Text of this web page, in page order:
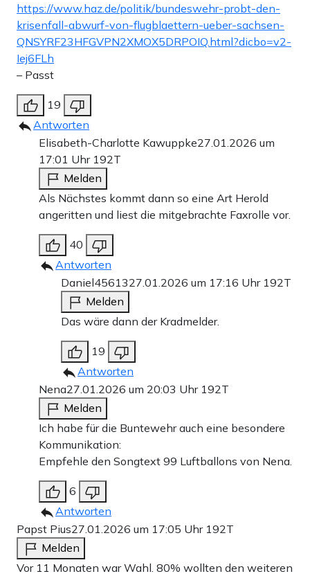
https://www.haz.de/politik/bundeswehr-probt-den-
krisenfall-abwurf-von-flugblaettern-ueber-sachsen-
QNSYRF23HFGVPN2XMOX5DRPOIQ.html?dicbo=v2-
Iej6FLh
– Passt
19
Antworten
Elisabeth-Charlotte Kawuppke27.01.2026 um
17:01 Uhr 192T
Melden
Als Nächstes kommt dann so eine Art Herold
angeritten und liest die mitgebrachte Faxrolle vor.
40
Antworten
Daniel4561327.01.2026 um 17:16 Uhr 192T
Melden
Das wäre dann der Kradmelder.
19
Antworten
Nena27.01.2026 um 20:03 Uhr 192T
Melden
Ich habe für die Buntewehr auch eine besondere
Kommunikation:
Empfehle den Songtext 99 Luftballons von Nena.
6
Antworten
Papst Pius27.01.2026 um 17:05 Uhr 192T
Melden
Vor 11 Monaten war Wahl. 80% wollten den weiteren